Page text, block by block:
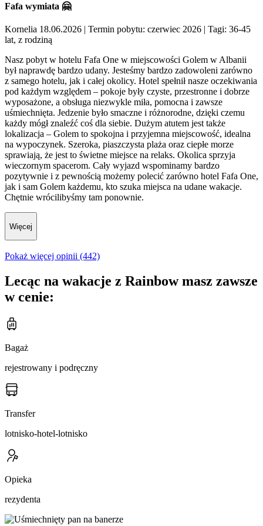
Fafa wymiata 🤗
Kornelia 18.06.2026 | Termin pobytu: czerwiec 2026 | Tagi: 36-45
lat, z rodziną
Nasz pobyt w hotelu Fafa One w miejscowości Golem w Albanii
był naprawdę bardzo udany. Jesteśmy bardzo zadowoleni zarówno
z samego hotelu, jak i całej okolicy. Hotel spełnił nasze oczekiwania
pod każdym względem – pokoje były czyste, przestronne i dobrze
wyposażone, a obsługa niezwykle miła, pomocna i zawsze
uśmiechnięta. Jedzenie było smaczne i różnorodne, dzięki czemu
każdy mógł znaleźć coś dla siebie. Dużym atutem jest także
lokalizacja – Golem to spokojna i przyjemna miejscowość, idealna
na wypoczynek. Szeroka, piaszczysta plaża oraz ciepłe morze
sprawiają, że jest to świetne miejsce na relaks. Okolica sprzyja
wieczornym spacerom. Cały wyjazd wspominamy bardzo
pozytywnie i z pewnością możemy polecić zarówno hotel Fafa One,
jak i sam Golem każdemu, kto szuka miejsca na udane wakacje.
Chętnie wrócilibyśmy tam ponownie.
Więcej
Pokaż więcej opinii (442)
Lecąc na wakacje z Rainbow masz zawsze
w cenie:
Bagaż
rejestrowany i podręczny
Transfer
lotnisko-hotel-lotnisko
Opieka
rezydenta